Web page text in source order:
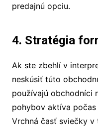
predajnú opciu.
4. Stratégia
Ak ste zbehlí v
neskúsiť túto
používajú obchodníci
pohybov aktíva
Vrchná časť sviečky v